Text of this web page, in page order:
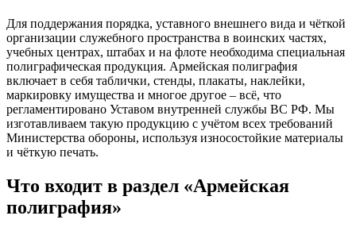
Для поддержания порядка, уставного внешнего вида и чёткой
организации служебного пространства в воинских частях,
учебных центрах, штабах и на флоте необходима специальная
полиграфическая продукция. Армейская полиграфия
включает в себя таблички, стенды, плакаты, наклейки,
маркировку имущества и многое другое – всё, что
регламентировано Уставом внутренней службы ВС РФ. Мы
изготавливаем такую продукцию с учётом всех требований
Министерства обороны, используя износостойкие материалы
и чёткую печать.
Что входит в раздел «Армейская
полиграфия»